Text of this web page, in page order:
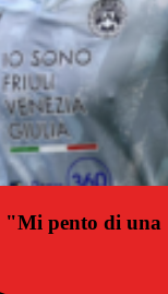
"Mi pento di una